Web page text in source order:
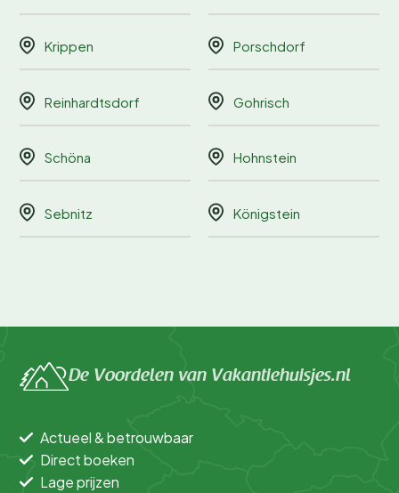
Krippen Porschdorf
Reinhardtsdorf Gohrisch
Schöna Hohnstein
Sebnitz Königstein
De Voordelen van Vakantiehuisjes.nl
Actueel & betrouwbaar
Direct boeken
Lage prijzen